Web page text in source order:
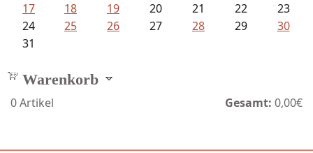
17
18 19 20 21 22
23
24
25 26 27 28 29
30
31
Warenkorb
0Artikel Gesamt: 0,00€